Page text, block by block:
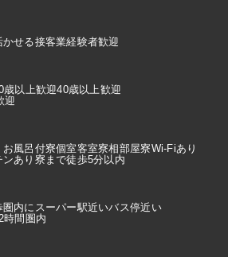
かせる接客業経験者歓迎
歳以上歓迎40歳以上歓迎
迎
お風呂付寮個室客室寮相部屋寮Wi-Fiあり
あり 寮まで徒歩5分以内
圏内にスーパー駅近いバス停近い
時間圏内